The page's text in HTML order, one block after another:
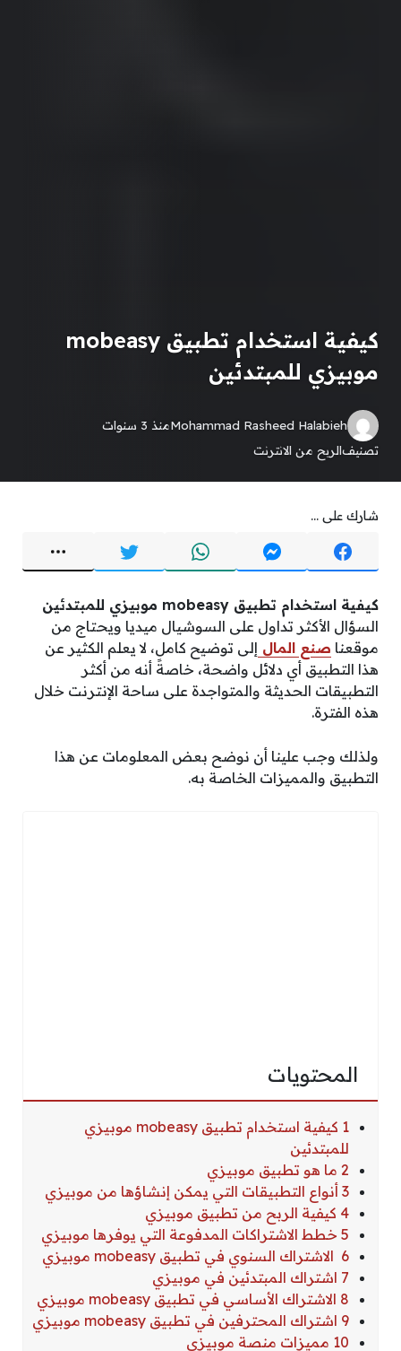
كيفية استخدام تطبيق mobeasy
موبيزي للمبتدئين
Mohammad Rasheed Halabiehمنذ 3 سنوات
تصنيفالربح من الانترنت
شارك على ...
كيفية استخدام تطبيق mobeasy موبيزي للمبتدئين
السؤال الأكثر تداول على السوشيال ميديا ويحتاج من
موقعنا صنع المال إلى توضيح كامل، لا يعلم الكثير عن
هذا التطبيق أي دلائل واضحة، خاصةً أنه من أكثر
التطبيقات الحديثة والمتواجدة على ساحة الإنترنت خلال
هذه الفترة.
ولذلك وجب علينا أن نوضح بعض المعلومات عن هذا
التطبيق والمميزات الخاصة به.
المحتويات
1 كيفية استخدام تطبيق mobeasy موبيزي
للمبتدئين
2 ما هو تطبيق موبيزي
3 أنواع التطبيقات التي يمكن إنشاؤها من موبيزي
4 كيفية الربح من تطبيق موبيزي
5 خطط الاشتراكات المدفوعة التي يوفرها موبيزي
6 الاشتراك السنوي في تطبيق mobeasy موبيزي
7 اشتراك المبتدئين في موبيزي
8 الاشتراك الأساسي في تطبيق mobeasy موبيزي
9 اشتراك المحترفين في تطبيق mobeasy موبيزي
10 مميزات منصة موبيزي